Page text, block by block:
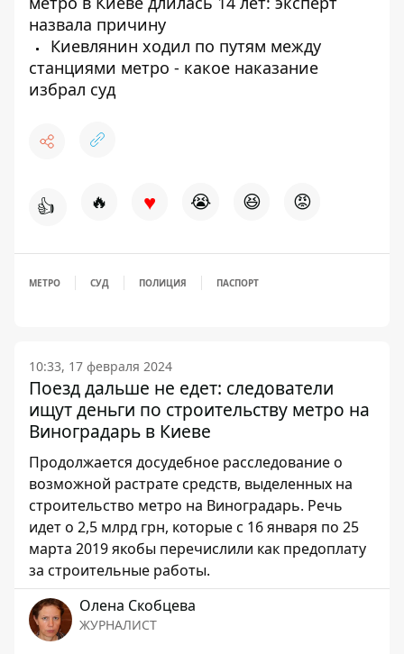
назвала причину
Киевлянин ходил по путям между
станциями метро - какое наказание
избрал суд
👍 🔥 ♥ 😭 😆 😡
МЕТРО СУД ПОЛИЦИЯ ПАСПОРТ
10:33, 17 февраля 2024
Поезд дальше не едет: следователи
ищут деньги по строительству метро на
Виноградарь в Киеве
Продолжается досудебное расследование о
возможной растрате средств, выделенных на
строительство метро на Виноградарь. Речь
идет о 2,5 млрд грн, которые с 16 января по 25
марта 2019 якобы перечислили как предоплату
за строительные работы.
Олена Скобцева
ЖУРНАЛИСТ